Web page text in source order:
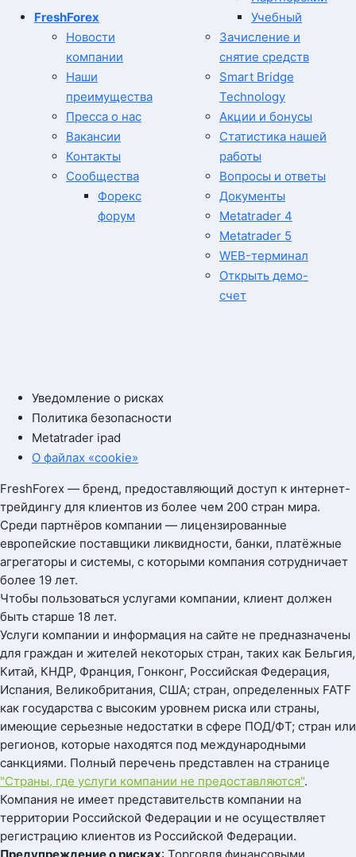
FreshForex
Новости
компании
Наши
преимущества
Пресса о нас
Вакансии
Контакты
Сообщества
Форекс
форум
Учебный
Зачисление и
снятие средств
Smart Bridge
Technology
Акции и бонусы
Статистика нашей
работы
Вопросы и ответы
Документы
Metatrader 4
Metatrader 5
WEB-терминал
Открыть демо-
счет
Уведомление о рисках
Политика безопасности
Metatrader ipad
О файлах «cookie»
FreshForex — бренд, предоставляющий доступ к интернет-
трейдингу для клиентов из более чем 200 стран мира.
Среди партнёров компании — лицензированные
европейские поставщики ликвидности, банки, платёжные
агрегаторы и системы, с которыми компания сотрудничает
более 19 лет.
Чтобы пользоваться услугами компании, клиент должен
быть старше 18 лет.
Услуги компании и информация на сайте не предназначены
для граждан и жителей некоторых стран, таких как Бельгия,
Китай, КНДР, Франция, Гонконг, Российская Федерация,
Испания, Великобритания, США; стран, определенных FATF
как государства с высоким уровнем риска или страны,
имеющие серьезные недостатки в сфере ПОД/ФТ; стран или
регионов, которые находятся под международными
санкциями. Полный перечень представлен на странице
"Страны, где услуги компании не предоставляются".
Компания не имеет представительств компании на
территории Российской Федерации и не осуществляет
регистрацию клиентов из Российской Федерации.